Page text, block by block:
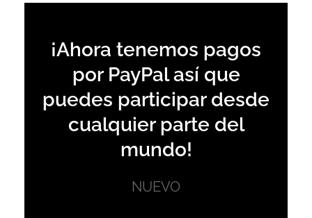
¡Ahora tenemos pagos
por PayPal así que
puedes participar desde
cualquier parte del
mundo!
NUEVO